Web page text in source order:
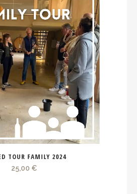
TOUR FAMILY 2024
25,00 €